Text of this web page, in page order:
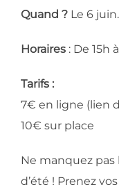
Quand ? Le 6 juin.
Horaires : De 15h
​Tarifs :
​7€ en ligne (lien
​10€ sur place
​Ne manquez
d’été ! Prenez